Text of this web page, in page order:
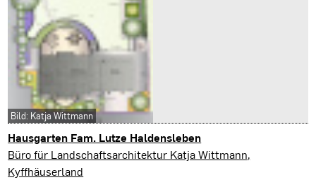
Hausgarten Fam. Lutze Haldensleben
Haldensleben
Büro für Landschaftsarchitektur Katja Wittmann,
Kyffhäuserland
Bild: Katja Wittmann